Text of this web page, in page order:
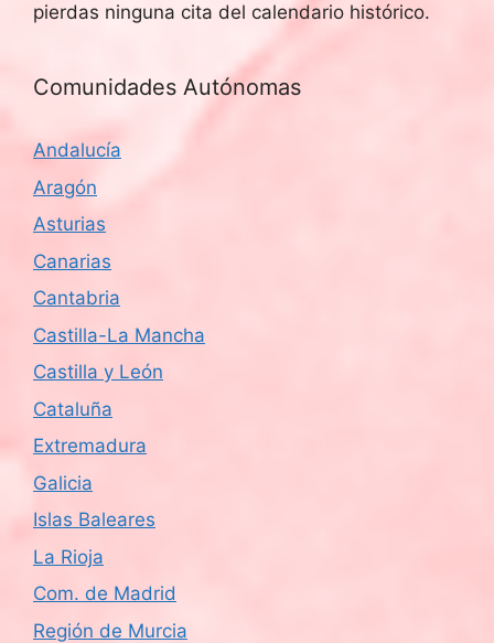
pierdas ninguna cita del calendario histórico.
Comunidades Autónomas
Andalucía
Aragón
Asturias
Canarias
Cantabria
Castilla-La Mancha
Castilla y León
Cataluña
Extremadura
Galicia
Islas Baleares
La Rioja
Com. de Madrid
Región de Murcia